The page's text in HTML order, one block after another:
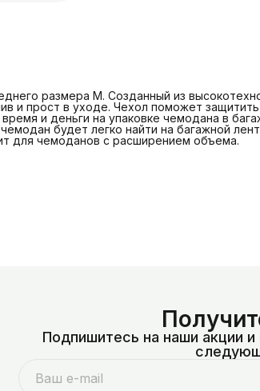
размера M. Созданный из
и прост в уходе. Чехол поможет
и деньги на упаковке чемодана в
будет легко найти на багажной
для чемоданов с расширением объема.
Подпишитесь на наши акции и